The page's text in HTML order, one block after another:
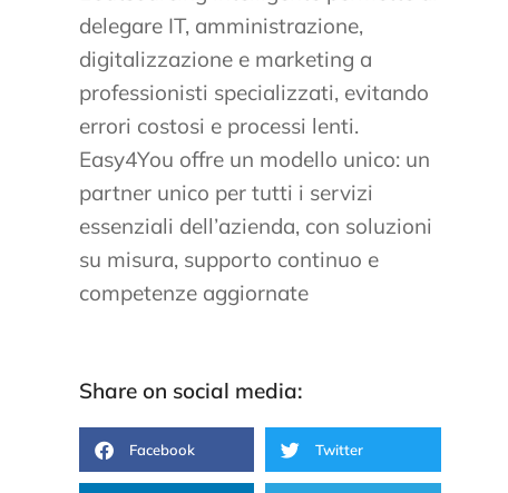
delegare IT, amministrazione,
digitalizzazione e marketing a
professionisti specializzati, evitando
errori costosi e processi lenti.
Easy4You offre un modello unico: un
partner unico per tutti i servizi
essenziali dell’azienda, con soluzioni
su misura, supporto continuo e
competenze aggiornate
Share on social media:
Facebook Twitter